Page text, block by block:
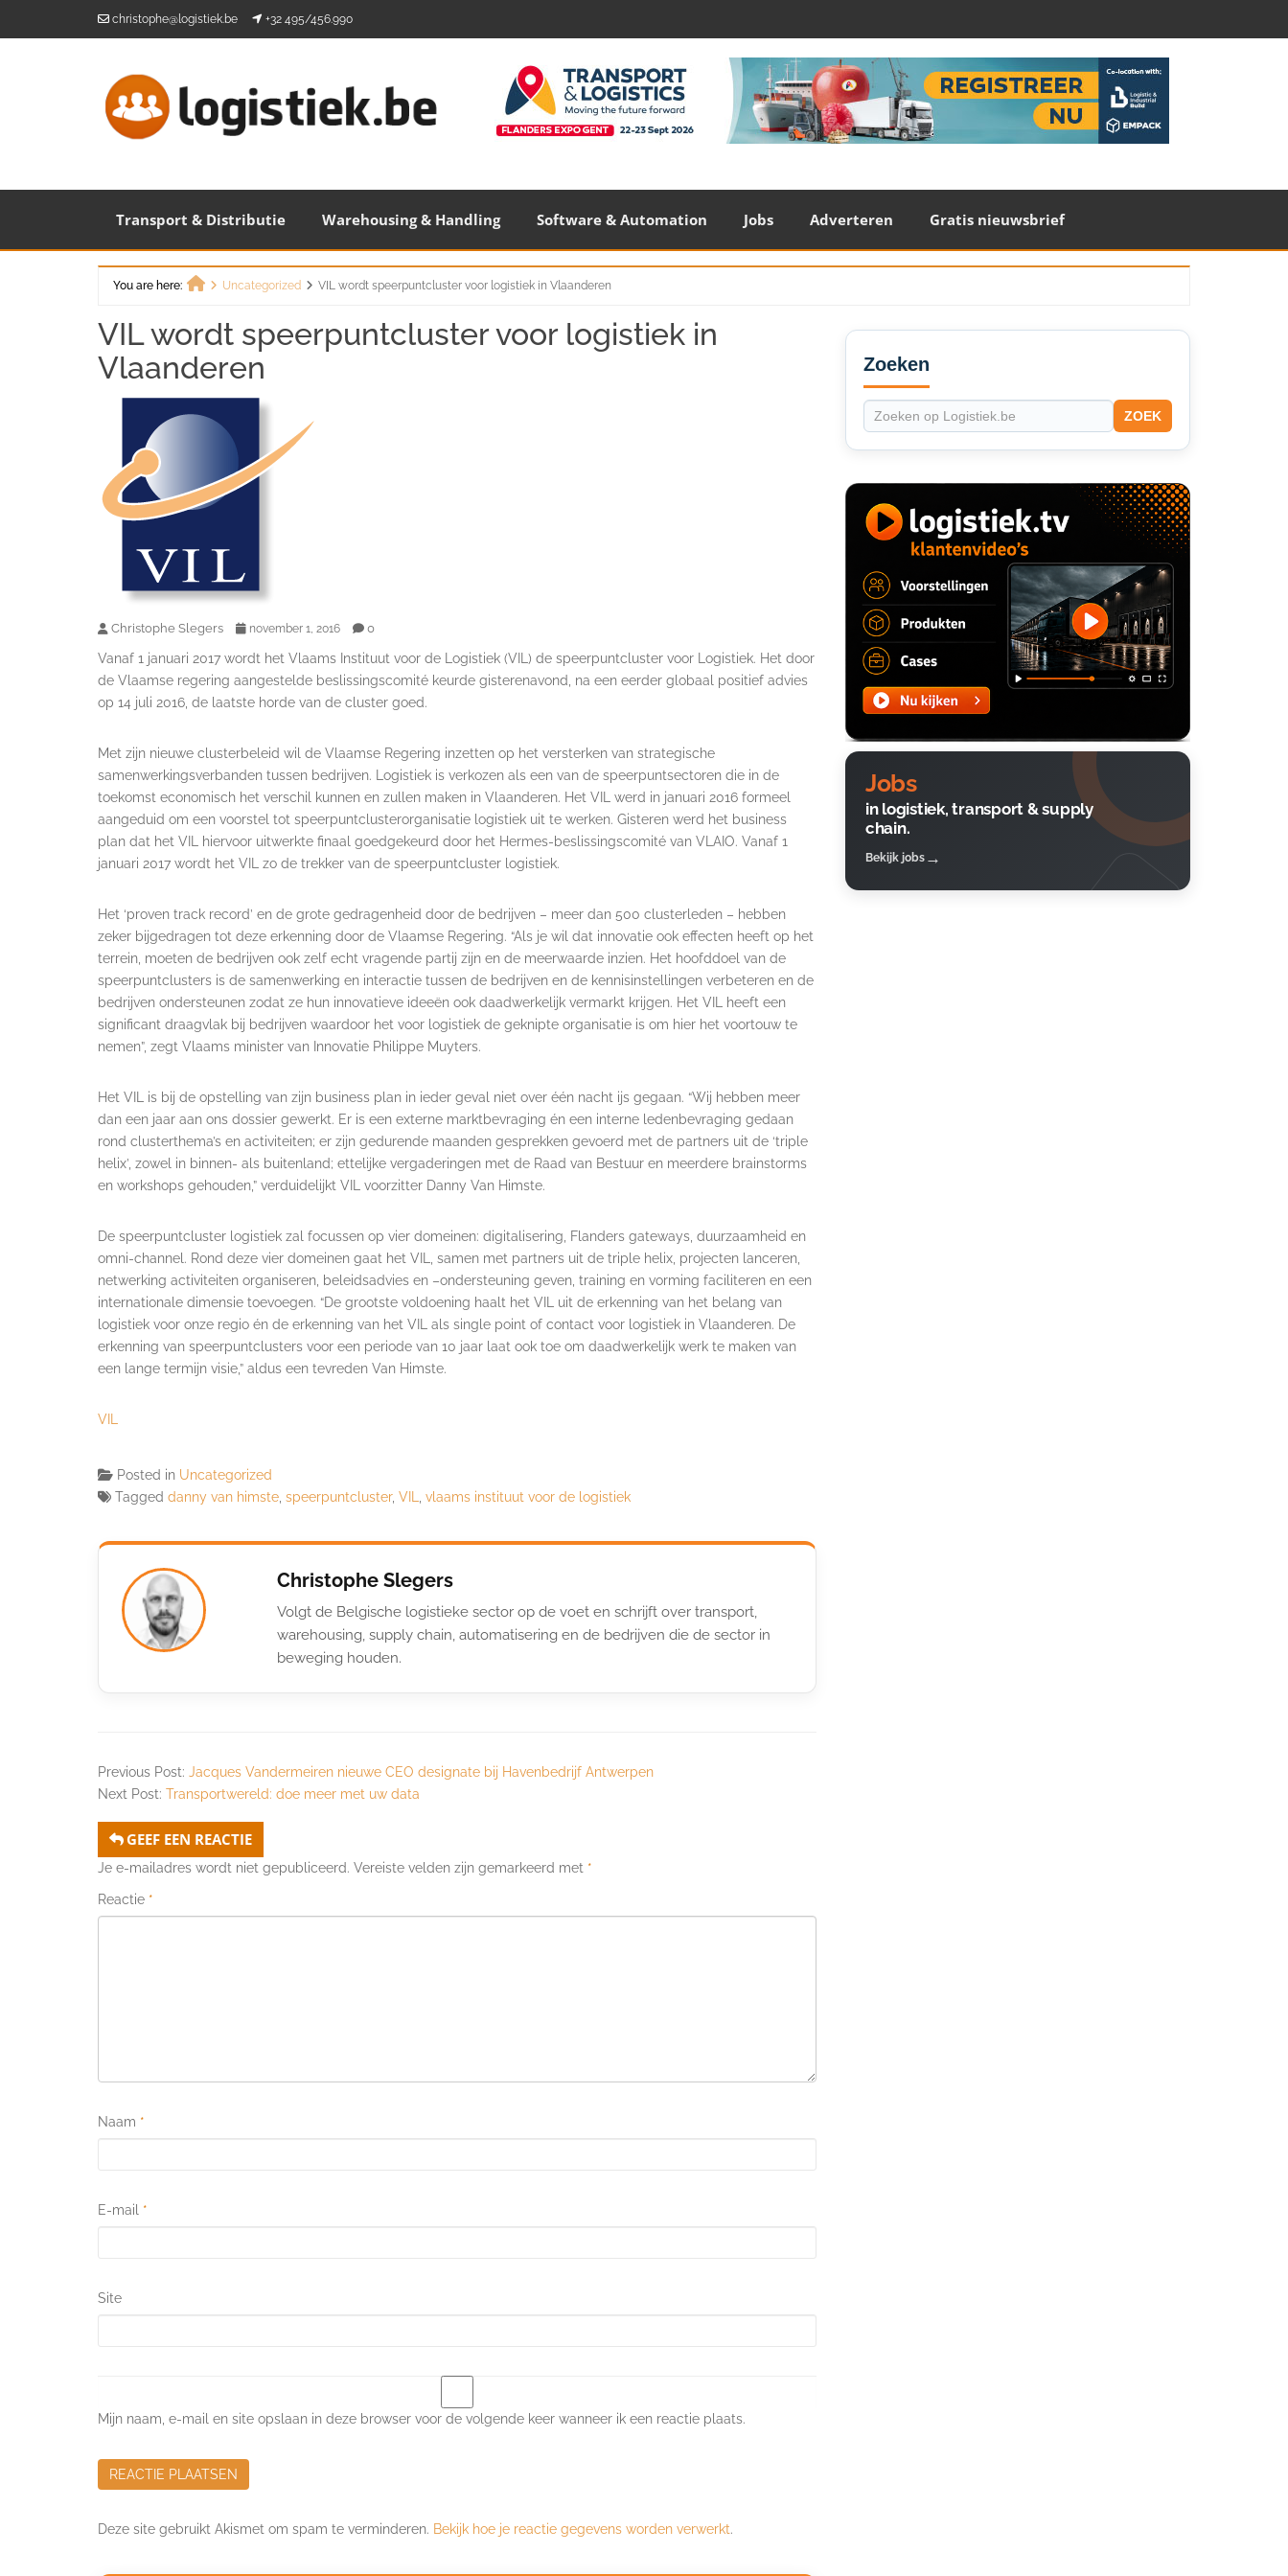
christophe@logistiek.be +32 495/456.990
Transport & Distributie Warehousing & Handling Software & Automation Jobs Adverteren Gratis nieuwsbrief
You are here:
Uncategorized VIL wordt speerpuntcluster voor logistiek in Vlaanderen
VIL wordt speerpuntcluster voor logistiek in
Vlaanderen
Christophe Slegers november 1, 2016 0
Vanaf 1 januari 2017 wordt het Vlaams Instituut voor de Logistiek (VIL) de speerpuntcluster voor Logistiek. Het door
de Vlaamse regering aangestelde beslissingscomité keurde gisterenavond, na een eerder globaal positief advies
op 14 juli 2016, de laatste horde van de cluster goed.
Met zijn nieuwe clusterbeleid wil de Vlaamse Regering inzetten op het versterken van strategische
samenwerkingsverbanden tussen bedrijven. Logistiek is verkozen als een van de speerpuntsectoren die in de
toekomst economisch het verschil kunnen en zullen maken in Vlaanderen. Het VIL werd in januari 2016 formeel
aangeduid om een voorstel tot speerpuntclusterorganisatie logistiek uit te werken. Gisteren werd het business
plan dat het VIL hiervoor uitwerkte finaal goedgekeurd door het Hermes-beslissingscomité van VLAIO. Vanaf 1
januari 2017 wordt het VIL zo de trekker van de speerpuntcluster logistiek.
Het ‘proven track record’ en de grote gedragenheid door de bedrijven – meer dan 500 clusterleden – hebben
zeker bijgedragen tot deze erkenning door de Vlaamse Regering. “Als je wil dat innovatie ook effecten heeft op het
terrein, moeten de bedrijven ook zelf echt vragende partij zijn en de meerwaarde inzien. Het hoofddoel van de
speerpuntclusters is de samenwerking en interactie tussen de bedrijven en de kennisinstellingen verbeteren en de
bedrijven ondersteunen zodat ze hun innovatieve ideeën ook daadwerkelijk vermarkt krijgen. Het VIL heeft een
significant draagvlak bij bedrijven waardoor het voor logistiek de geknipte organisatie is om hier het voortouw te
nemen”, zegt Vlaams minister van Innovatie Philippe Muyters.
Het VIL is bij de opstelling van zijn business plan in ieder geval niet over één nacht ijs gegaan. “Wij hebben meer
dan een jaar aan ons dossier gewerkt. Er is een externe marktbevraging én een interne ledenbevraging gedaan
rond clusterthema’s en activiteiten; er zijn gedurende maanden gesprekken gevoerd met de partners uit de ‘triple
helix’, zowel in binnen- als buitenland; ettelijke vergaderingen met de Raad van Bestuur en meerdere brainstorms
en workshops gehouden,” verduidelijkt VIL voorzitter Danny Van Himste.
De speerpuntcluster logistiek zal focussen op vier domeinen: digitalisering, Flanders gateways, duurzaamheid en
omni-channel. Rond deze vier domeinen gaat het VIL, samen met partners uit de triple helix, projecten lanceren,
netwerking activiteiten organiseren, beleidsadvies en –ondersteuning geven, training en vorming faciliteren en een
internationale dimensie toevoegen. “De grootste voldoening haalt het VIL uit de erkenning van het belang van
logistiek voor onze regio én de erkenning van het VIL als single point of contact voor logistiek in Vlaanderen. De
erkenning van speerpuntclusters voor een periode van 10 jaar laat ook toe om daadwerkelijk werk te maken van
een lange termijn visie,” aldus een tevreden Van Himste.
VIL
Posted in Uncategorized
Tagged danny van himste speerpuntcluster, VIL vlaams instituut voor de logistiek
Christophe Slegers
Volgt de Belgische logistieke sector op de voet en schrijft over transport,
warehousing, supply chain, automatisering en de bedrijven die de sector in
beweging houden.
Previous Post: Jacques Vandermeiren nieuwe CEO designate bij Havenbedrijf Antwerpen
Next Post: Transportwereld: doe meer met uw data
GEEF EEN REACTIE
Je e-mailadres wordt niet gepubliceerd. Vereiste velden zijn gemarkeerd met *
Reactie *
Naam *
E-mail *
Site
Mijn naam, e-mail en site opslaan in deze browser voor de volgende keer wanneer ik een reactie plaats.
Deze site gebruikt Akismet om spam te verminderen. Bekijk hoe je reactie gegevens worden verwerkt.
Secondary
Sidebar
Zoeken
ZOEK
Jobs
in logistiek, transport & supply
chain.
Bekijk jobs